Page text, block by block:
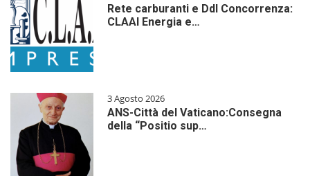
Rete carburanti e Ddl Concorrenza:
CLAAI Energia e…
3 Agosto 2026
ANS-Città del Vaticano:Consegna
della “Positio sup…